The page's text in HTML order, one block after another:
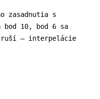
zasadnutia s
bod 10, bod 6 sa
ruší – interpelácie